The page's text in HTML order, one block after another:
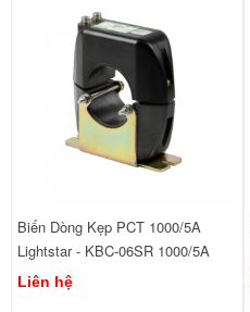
Biến Dòng Kẹp PCT 1000/5A
Lightstar - KBC-06SR 1000/5A
Liên hệ